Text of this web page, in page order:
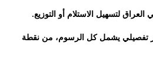
لتسهيل الاستلام أو التوزيع.
يشمل كل الرسوم، من نقطة